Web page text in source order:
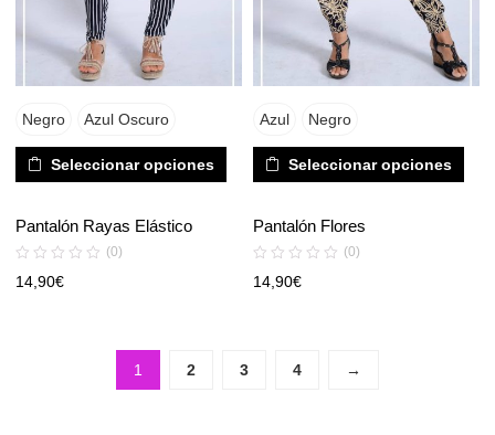
Negro Azul Oscuro
Seleccionar opciones
Pantalón Rayas Elástico
(0)
14,90€
Azul Negro
Seleccionar opciones
Pantalón Flores
(0)
14,90€
1 2 3 4 →